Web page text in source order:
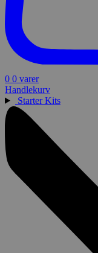
0 0 varer
Handlekurv
Starter Kits